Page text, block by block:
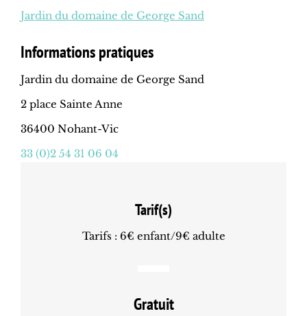
Jardin du domaine de George Sand
Informations pratiques
Jardin du domaine de George Sand
2 place Sainte Anne
36400 Nohant-Vic
33 (0)2 54 31 06 04
Tarif(s)
Tarifs : 6€ enfant/9€ adulte
Gratuit